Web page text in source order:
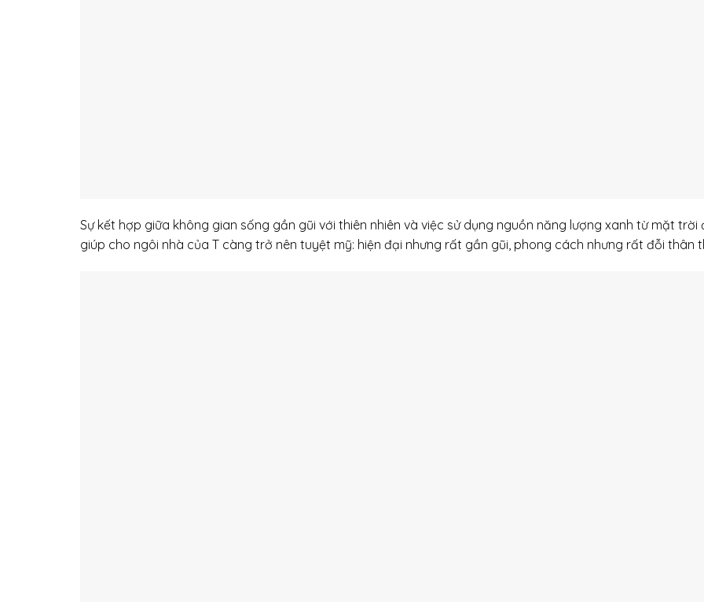
Sự kết hợp giữa không gian sống gần gũi với thiên nhiên và việc sử dụng nguồn năng lượng xanh từ mặt trời
giúp cho ngôi nhà của T càng trở nên tuyệt mỹ: hiện đại nhưng rất gần gũi, phong cách nhưng rất đỗi thân